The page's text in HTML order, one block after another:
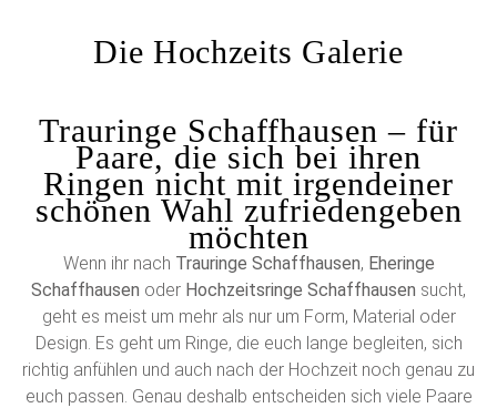
Die Hochzeits Galerie
Trauringe Schaffhausen – für
Paare, die sich bei ihren
Ringen nicht mit irgendeiner
schönen Wahl zufriedengeben
möchten
Wenn ihr nach Trauringe Schaffhausen, Eheringe
Schaffhausen oder Hochzeitsringe Schaffhausen sucht,
geht es meist um mehr als nur um Form, Material oder
Design. Es geht um Ringe, die euch lange begleiten, sich
richtig anfühlen und auch nach der Hochzeit noch genau zu
euch passen. Genau deshalb entscheiden sich viele Paare